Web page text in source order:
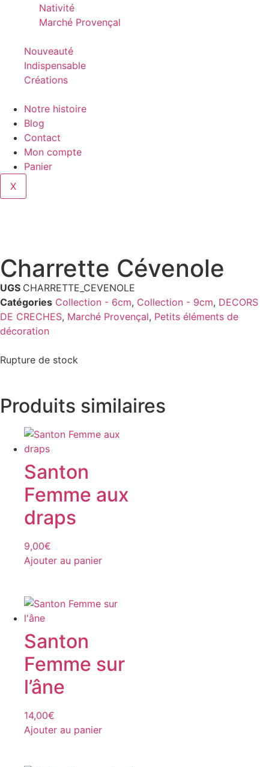
Nativité
Marché Provençal
Nouveauté
Indispensable
Créations
Notre histoire
Blog
Contact
Mon compte
Panier
X
Charrette Cévenole
UGS CHARRETTE_CEVENOLE
Catégories Collection - 6cm, Collection - 9cm, DECORS
DE CRECHES, Marché Provençal, Petits éléments de
décoration
Rupture de stock
Produits similaires
Santon
Femme aux
draps
9,00€
Ajouter au panier
Santon
Femme sur
l’âne
14,00€
Ajouter au panier